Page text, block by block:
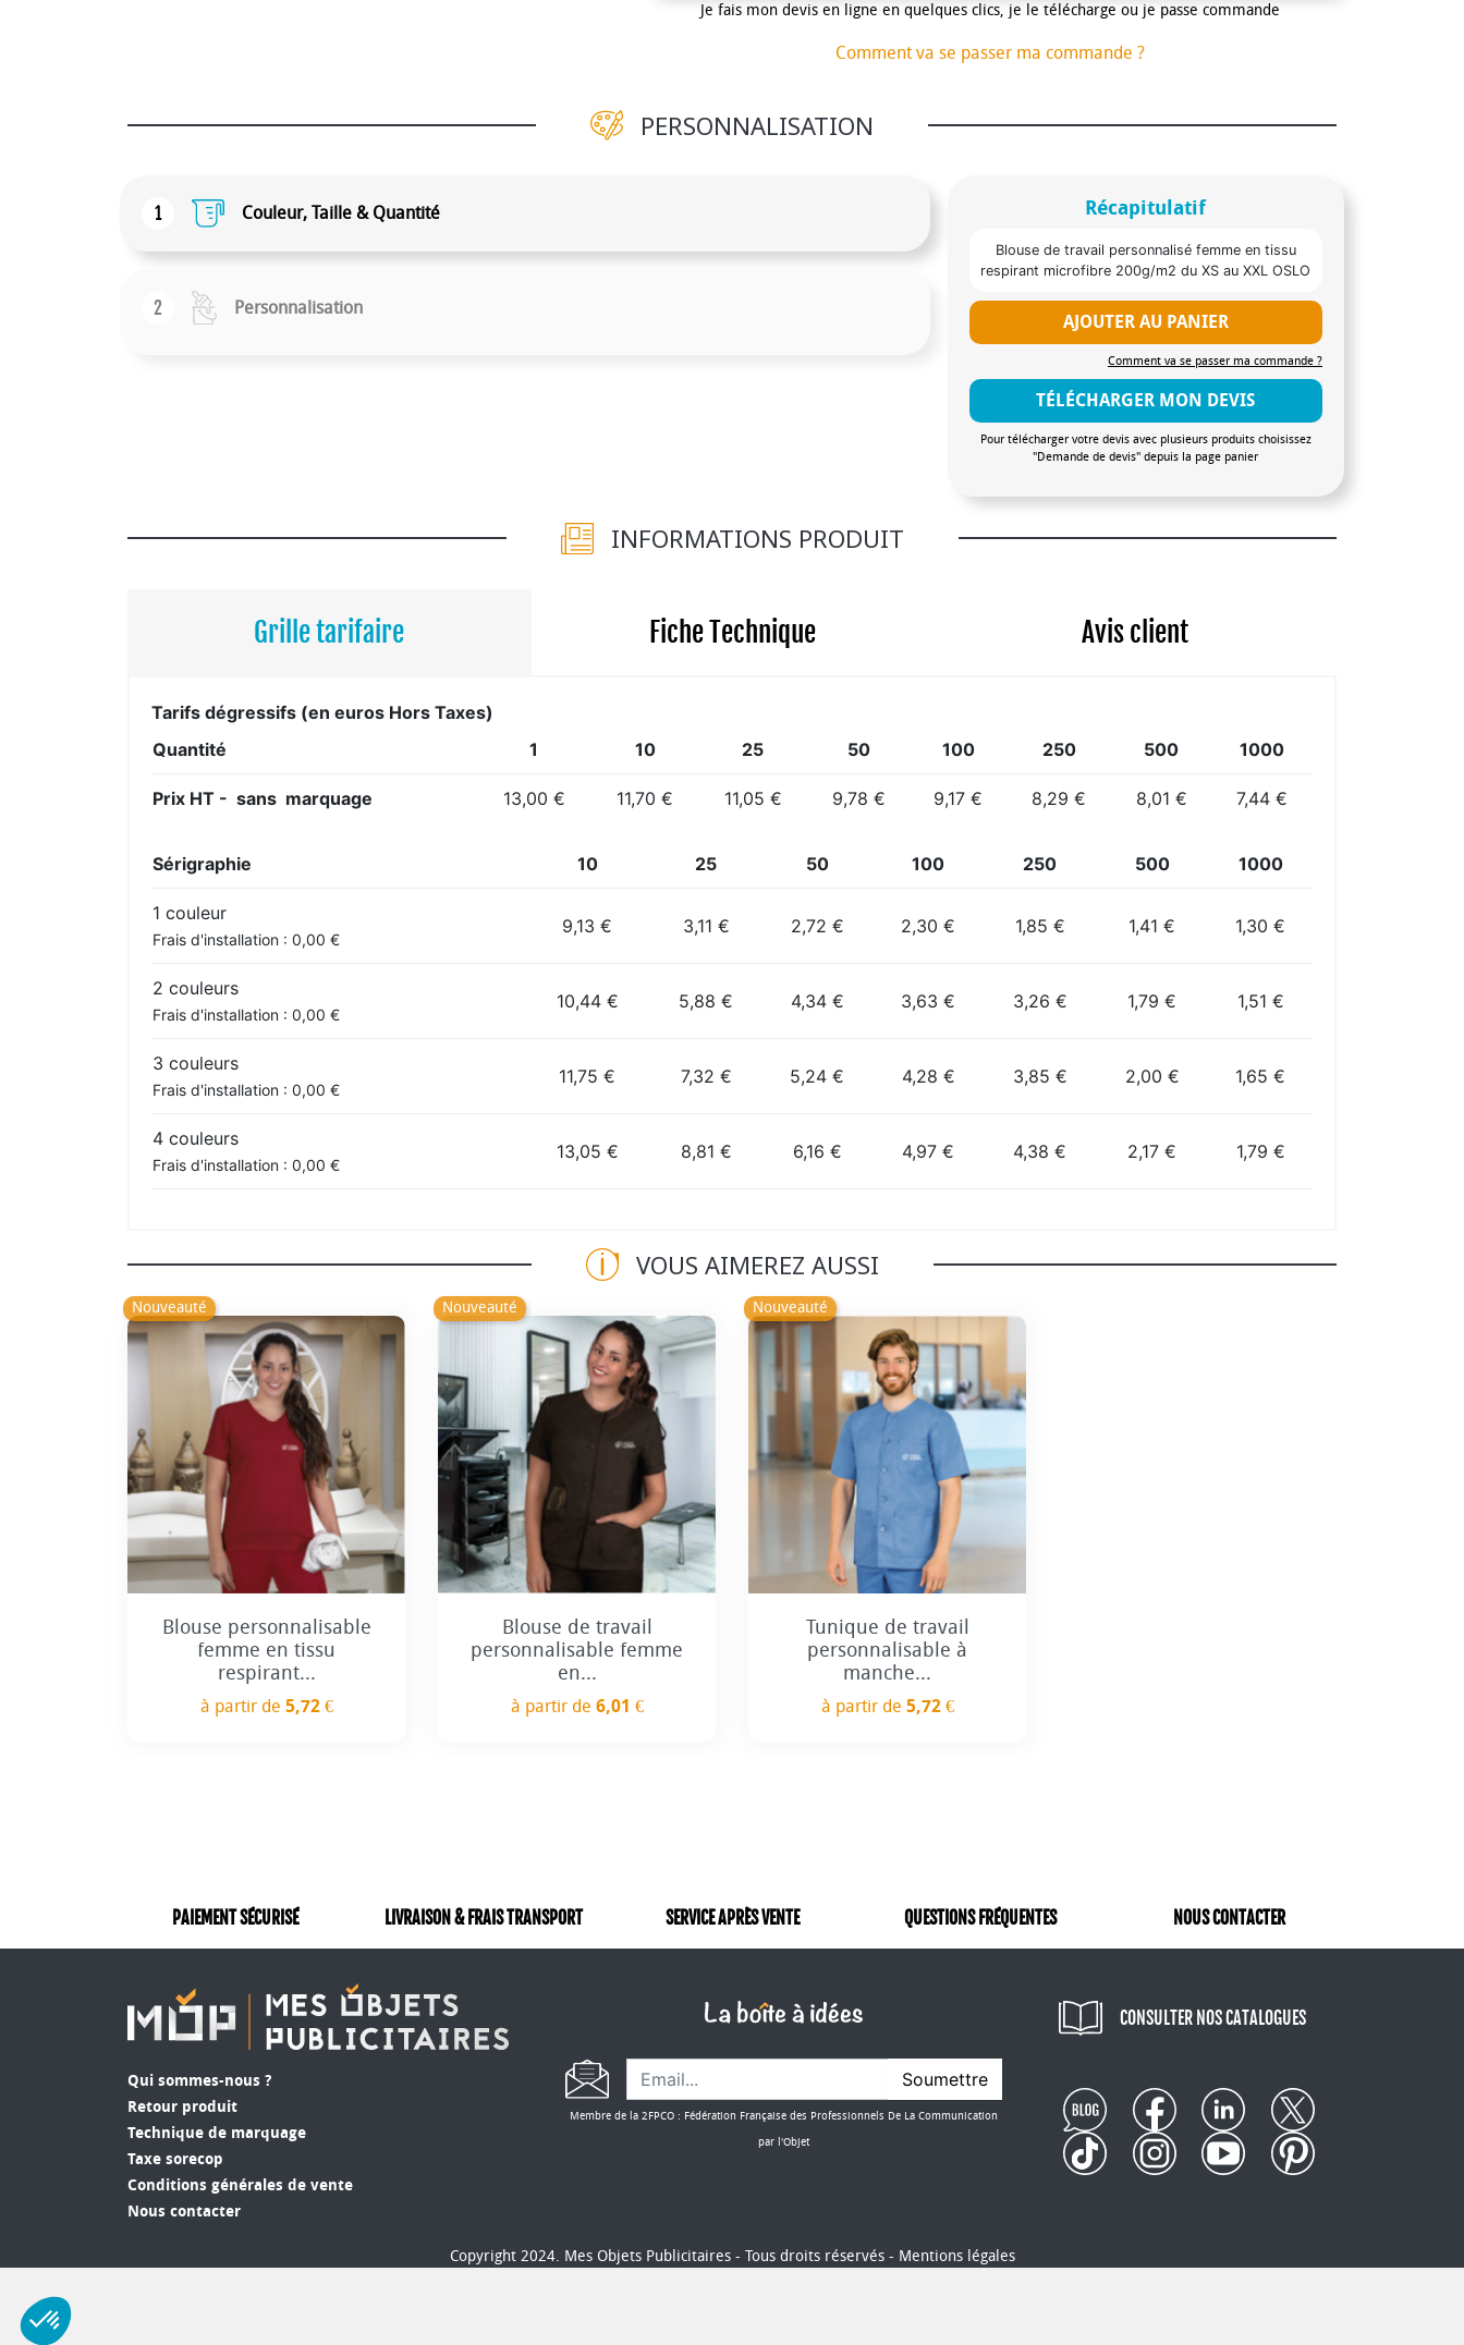
Je fais mon devis en ligne en quelques clics, je le télécharge ou je passe commande
Comment va se passer ma commande ?
PERSONNALISATION
1 Couleur, Taille & Quantité
2 Personnalisation
Récapitulatif
Blouse de travail personnalisé femme en tissu
respirant microfibre 200g/m2 du XS au XXL OSLO
AJOUTER AU PANIER
Comment va se passer ma commande ?
TÉLÉCHARGER MON DEVIS
Pour télécharger votre devis avec plusieurs produits choisissez
"Demande de devis" depuis la page panier
INFORMATIONS PRODUIT
Grille tarifaire Fiche Technique Avis client
Tarifs dégressifs (en euros Hors Taxes)
Quantité
1 10 25 50 100 250 500 1000
Prix HT - sans marquage 13,00 € 11,70 € 11,05 € 9,78 € 9,17 € 8,29 € 8,01 € 7,44 €
Sérigraphie 10 25 50 100 250 500 1000
1 couleur
Frais d'installation : 0,00 €
9,13 € 3,11 € 2,72 € 2,30 € 1,85 € 1,41 € 1,30 €
2 couleurs
Frais d'installation : 0,00 €
10,44 € 5,88 € 4,34 € 3,63 € 3,26 € 1,79 € 1,51 €
3 couleurs
Frais d'installation : 0,00 €
11,75 € 7,32 € 5,24 € 4,28 € 3,85 € 2,00 € 1,65 €
4 couleurs
Frais d'installation : 0,00 €
13,05 € 8,81 € 6,16 € 4,97 € 4,38 € 2,17 € 1,79 €
VOUS AIMEREZ AUSSI
Nouveauté
+1
Blouse personnalisable
femme en tissu
respirant...
à partir de 5,72 €
Nouveauté
Blouse de travail
personnalisable femme
en...
à partir de 6,01 €
Nouveauté
Tunique de travail
personnalisable à
manche...
à partir de 5,72 €
PAIEMENT SÉCURISÉ LIVRAISON & FRAIS TRANSPORT SERVICE APRÈS VENTE QUESTIONS FRÉQUENTES NOUS CONTACTER
Qui sommes-nous ?
Retour produit
Technique de marquage
Taxe sorecop
Conditions générales de vente
Nous contacter
Soumettre
Membre de la 2FPCO : Fédération Française des Professionnels De La Communication
par l'Objet
CONSULTER NOS CATALOGUES
Copyright 2024. Mes Objets Publicitaires - Tous droits réservés - Mentions légales